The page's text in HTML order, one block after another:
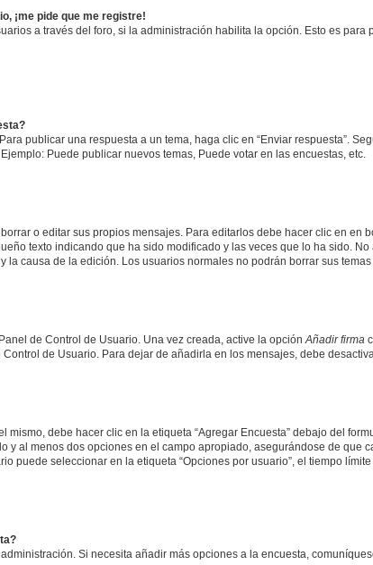
¡me pide que me registre!
a través del foro, si la administración habilita la opción. Esto es
publicar una respuesta a un tema, haga clic en “Enviar respuesta”.
Puede publicar nuevos temas, Puede votar en las encuestas, etc.
o editar sus propios mensajes. Para editarlos debe hacer clic en en
texto indicando que ha sido modificado y las veces que lo ha sido.
la causa de la edición. Los usuarios normales no podrán borrar sus
de Control de Usuario. Una vez creada, active la opción Añadir firma
de Usuario. Para dejar de añadirla en los mensajes, debe
debe hacer clic en la etiqueta “Agregar Encuesta” debajo del
y al menos dos opciones en el campo apropiado, asegurándose de que
puede seleccionar en la etiqueta “Opciones por usuario”, el tiempo
Si necesita añadir más opciones a la encuesta,